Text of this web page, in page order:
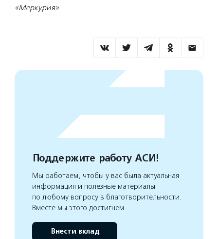
«Меркурия»
Поддержите работу АСИ!
Мы работаем, чтобы у вас была актуальная
информация и полезные материалы
по любому вопросу в благотворительности.
Вместе мы этого достигнем
Внести вклад